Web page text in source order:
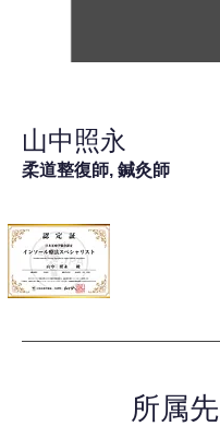
山中照永
柔道整復師, 鍼灸師
所属先